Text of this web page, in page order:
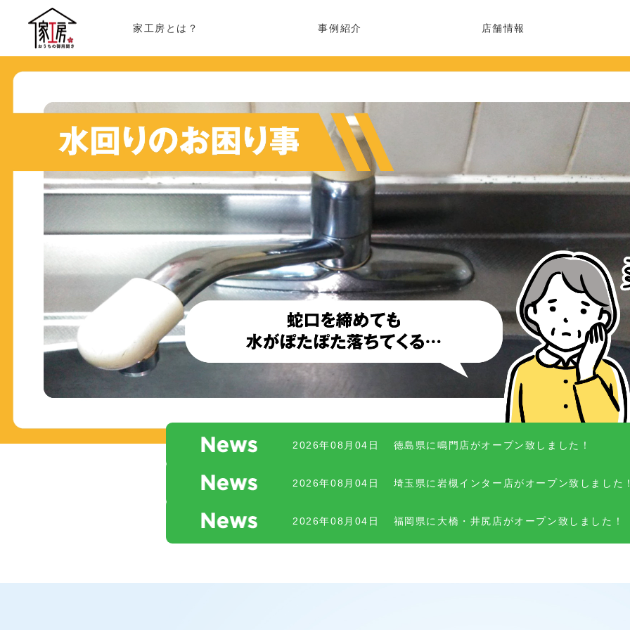
家工房とは？ 事例紹介 店舗情報
2026年08月04日 徳島県に鳴門店がオープン致しました！
2026年08月04日 埼玉県に岩槻インター店がオープン致しました
2026年08月04日 福岡県に大橋・井尻店がオープン致しました！